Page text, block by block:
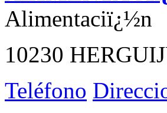
Alimentaciï¿½n
10230
Teléfono